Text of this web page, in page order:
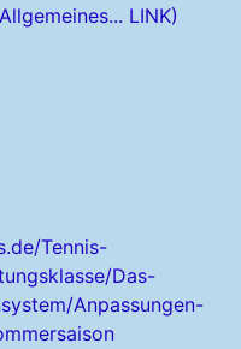
LINK)
Tennis-
Das-
Anpassungen-